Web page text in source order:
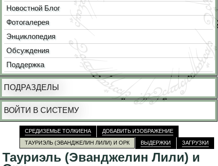
Новостной Блог
Фотогалерея
Энциклопедия
Обсуждения
Поддержка
ПОДРАЗДЕЛЫ
ВОЙТИ В СИСТЕМУ
Тауриэль (Эванджелин Лили) и
СРЕДИЗЕМЬЕ ТОЛКИЕНА
ДОБАВИТЬ ИЗОБРАЖЕНИЕ
ТАУРИЭЛЬ (ЭВАНДЖЕЛИН ЛИЛИ) И ОРК
ВЫДЕРЖКИ ЗАГРУЗКИ